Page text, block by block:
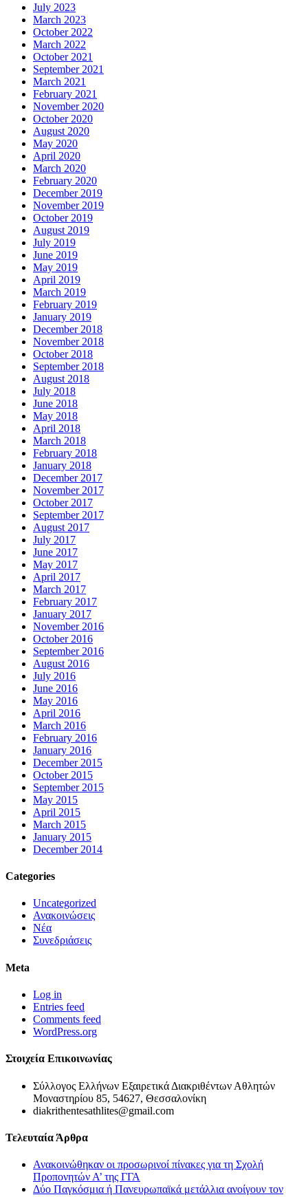
July 2023
March 2023
October 2022
March 2022
October 2021
September 2021
March 2021
February 2021
November 2020
October 2020
August 2020
May 2020
April 2020
March 2020
February 2020
December 2019
November 2019
October 2019
August 2019
July 2019
June 2019
May 2019
April 2019
March 2019
February 2019
January 2019
December 2018
November 2018
October 2018
September 2018
August 2018
July 2018
June 2018
May 2018
April 2018
March 2018
February 2018
January 2018
December 2017
November 2017
October 2017
September 2017
August 2017
July 2017
June 2017
May 2017
April 2017
March 2017
February 2017
January 2017
November 2016
October 2016
September 2016
August 2016
July 2016
June 2016
May 2016
April 2016
March 2016
February 2016
January 2016
December 2015
October 2015
September 2015
May 2015
April 2015
March 2015
January 2015
December 2014
Categories
Uncategorized
Ανακοινώσεις
Νέα
Συνεδριάσεις
Meta
Log in
Entries feed
Comments feed
WordPress.org
Στοιχεία Επικοινωνίας
Σύλλογος Ελλήνων Εξαιρετικά Διακριθέντων Αθλητών
Μοναστηρίου 85, 54627, Θεσσαλονίκη
diakrithentesathlites@gmail.com
Τελευταία Άρθρα
Ανακοινώθηκαν οι προσωρινοί πίνακες για τη Σχολή
Προπονητών Α’ της ΓΓΑ
Δύο Παγκόσμια ή Πανευρωπαϊκά μετάλλια ανοίγουν τον